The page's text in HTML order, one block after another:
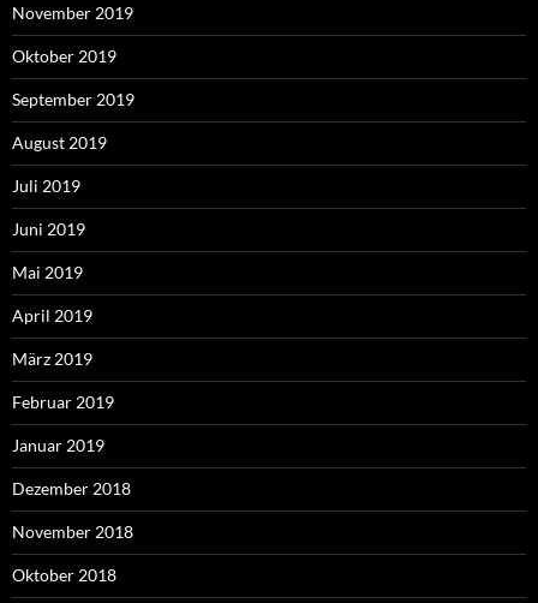
November 2019
Oktober 2019
September 2019
August 2019
Juli 2019
Juni 2019
Mai 2019
April 2019
März 2019
Februar 2019
Januar 2019
Dezember 2018
November 2018
Oktober 2018